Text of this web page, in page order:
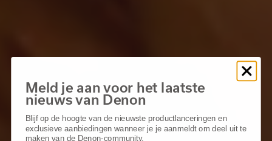
Meld je aan voor het laatste
nieuws van Denon
Blijf op de hoogte van de nieuwste productlanceringen en
exclusieve aanbiedingen wanneer je je aanmeldt om deel uit te
maken van de Denon-community.